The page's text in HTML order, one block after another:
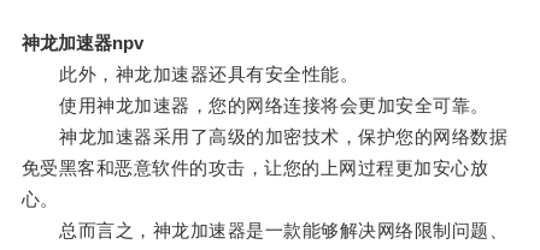
神龙加速器npv
此外，神龙加速器还具有安全性能。
使用神龙加速器，您的网络连接将会更加安全可靠。
神龙加速器采用了高级的加密技术，保护您的网络数据
免受黑客和恶意软件的攻击，让您的上网过程更加安心放
心。
总而言之，神龙加速器是一款能够解决网络限制问题、